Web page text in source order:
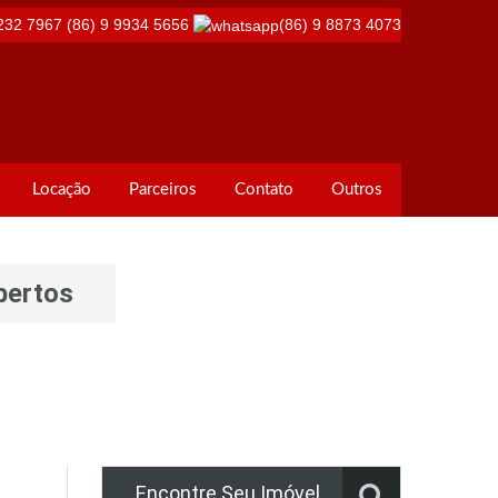
7967 (86) 9 9934 5656 (86) 9 8873 4073
Locação Parceiros Contato Outros
Encontre Seu Imóvel